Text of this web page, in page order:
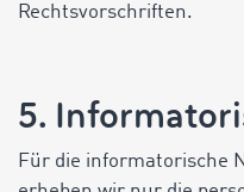
Rechtsvorschriften.
5.
Für die informatorische